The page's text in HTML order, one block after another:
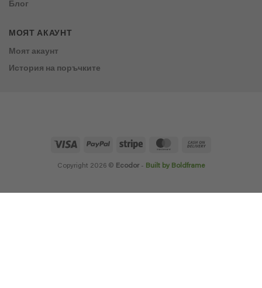
Блог
МОЯТ АКАУНТ
Моят акаунт
История на поръчките
Visa PayPal Stripe MasterCard
Copyright 2026 © Ecodor- Built by Boldframe